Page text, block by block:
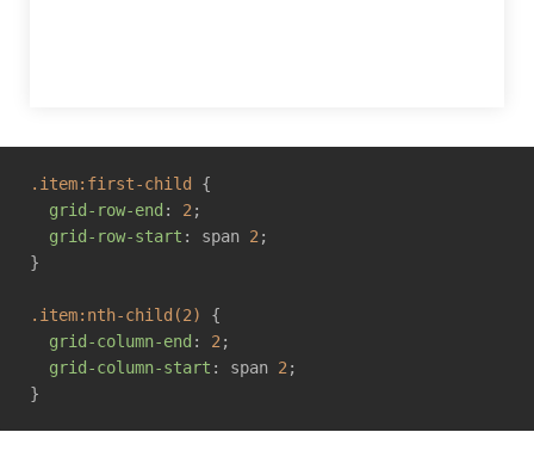
.item:first-child
{
grid-row-end : 2;
grid-row-start : span 2;
}
.item:nth-child(2)
{
grid-column-end : 2;
grid-column-start : span 2;